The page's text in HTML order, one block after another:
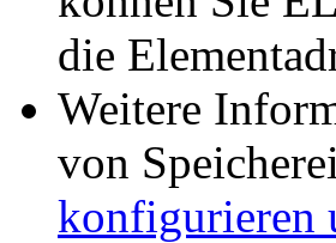
die
Weitere
von
konfigurieren